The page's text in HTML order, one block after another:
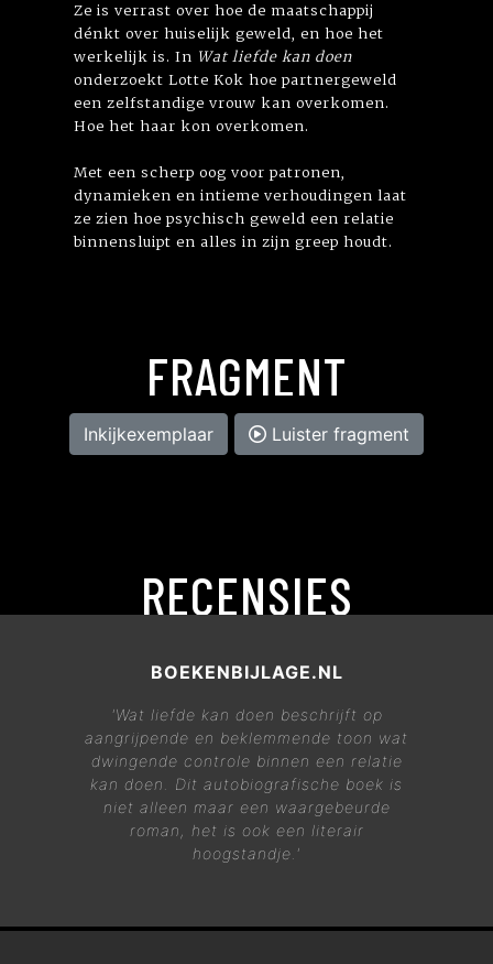
Ze is verrast over hoe de maatschappij
dénkt over huiselijk geweld, en hoe het
werkelijk is. In Wat liefde kan doen
onderzoekt Lotte Kok hoe partnergeweld
een zelfstandige vrouw kan overkomen.
Hoe het haar kon overkomen.
Met een scherp oog voor patronen,
dynamieken en intieme verhoudingen laat
ze zien hoe psychisch geweld een relatie
binnensluipt en alles in zijn greep houdt.
FRAGMENT
Inkijkexemplaar Luister fragment
RECENSIES
BOEKENBIJLAGE.NL
'Wat liefde kan doen beschrijft op
aangrijpende en beklemmende toon wat
dwingende controle binnen een relatie
kan doen. Dit autobiografische boek is
niet alleen maar een waargebeurde
roman, het is ook een literair
hoogstandje.'